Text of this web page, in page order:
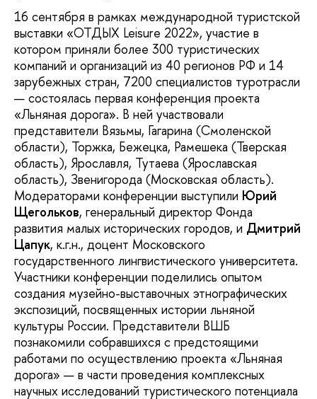
16 сентября в рамках международной туристской
выставки «ОТДЫХ Leisure 2022», участие в
котором приняли более 300 туристических
компаний и организаций из 40 регионов РФ и 14
зарубежных стран, 7200 специалистов туротрасли
— состоялась первая конференция проекта
«Льняная дорога». В ней участвовали
представители Вязьмы, Гагарина (Смоленской
области), Торжка, Бежецка, Рамешека (Тверская
область), Ярославля, Тутаева (Ярославская
область), Звенигорода (Московская область).
Модераторами конференции выступили Юрий
Щегольков, генеральный директор Фонда
развития малых исторических городов, и Дмитрий
Цапук, к.г.н., доцент Московского
государственного лингвистического университета.
Участники конференции поделились опытом
создания музейно-выставочных этнографических
экспозиций, посвященных истории льняной
культуры России. Представители ВШБ
познакомили собравшихся с предстоящими
работами по осуществлению проекта «Льняная
дорога» — в части проведения комплексных
научных исследований туристического потенциала